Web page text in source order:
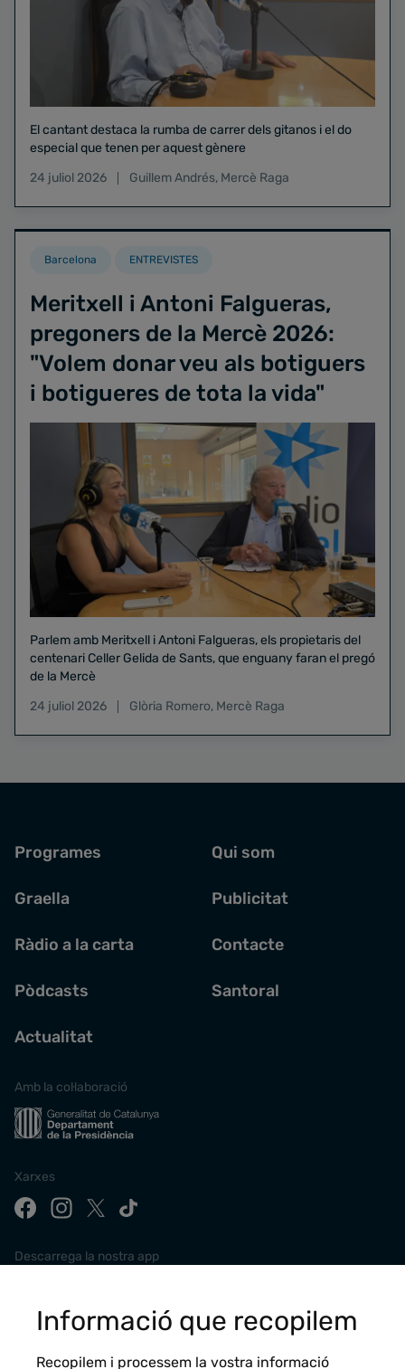
El cantant destaca la rumba de carrer dels gitanos i el do
especial que tenen per aquest gènere
24 juliol 2026
Guillem Andrés, Mercè Raga
Barcelona ENTREVISTES
Meritxell i Antoni Falgueras,
pregoners de la Mercè 2026:
"Volem donar veu als botiguers
i botigueres de tota la vida"
Parlem amb Meritxell i Antoni Falgueras, els propietaris del
centenari Celler Gelida de Sants, que enguany faran el pregó
de la Mercè
24 juliol 2026
Glòria Romero, Mercè Raga
Programes
Graella
Ràdio a la carta
Pòdcasts
Actualitat
Qui som
Publicitat
Contacte
Santoral
Amb la col·laboració
Xarxes
Descarrega la nostra app
Informació que recopilem
Recopilem i processem la vostra informació